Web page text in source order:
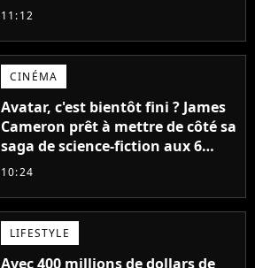
11:12
CINÉMA
Avatar, c'est bientôt fini ? James
Cameron prêt à mettre de côté sa
saga de science-fiction aux 6
milliards de recettes
10:24
LIFESTYLE
Avec 400 millions de dollars de